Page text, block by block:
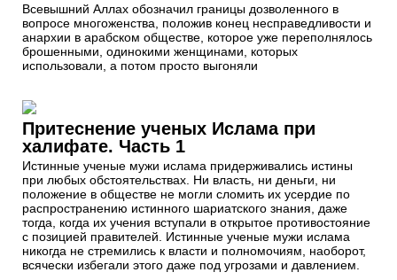
Всевышний Аллах обозначил границы дозволенного в
вопросе многоженства, положив конец несправедливости и
анархии в арабском обществе, которое уже переполнялось
брошенными, одинокими женщинами, которых
использовали, а потом просто выгоняли
Притеснение ученых Ислама при
халифате. Часть 1
Истинные ученые мужи ислама придерживались истины
при любых обстоятельствах. Ни власть, ни деньги, ни
положение в обществе не могли сломить их усердие по
распространению истинного шариатского знания, даже
тогда, когда их учения вступали в открытое противостояние
с позицией правителей. Истинные ученые мужи ислама
никогда не стремились к власти и полномочиям, наоборот,
всячески избегали этого даже под угрозами и давлением.